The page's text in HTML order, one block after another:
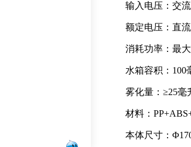
输入电压：交
额定电压：直
消耗功率：最
水箱容积：100
雾化量：≥25毫
材料：
本体尺寸：